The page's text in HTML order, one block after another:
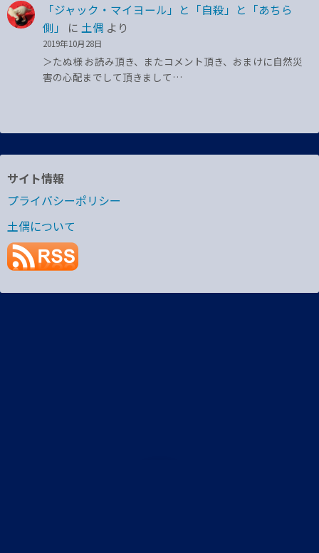
「ジャック・マイヨール」と「自殺」と「あちら
側」
に 土偶 より
2019年10月28日
＞たぬ様 お読み頂き、またコメント頂き、おまけに自然災
害の心配までして頂きまして…
サイト情報
プライバシーポリシー
土偶について